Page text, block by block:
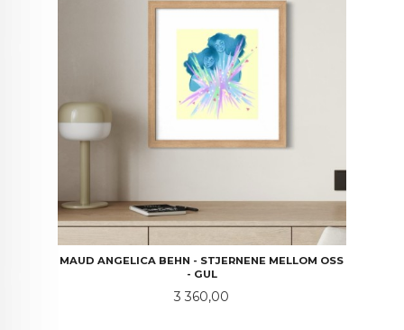
MAUD ANGELICA BEHN - STJERNENE MELLOM OSS
- GUL
Pris
3 360,00